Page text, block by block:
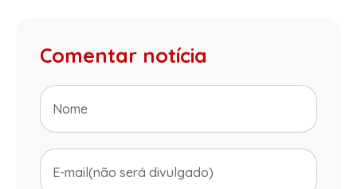
Comentar notícia